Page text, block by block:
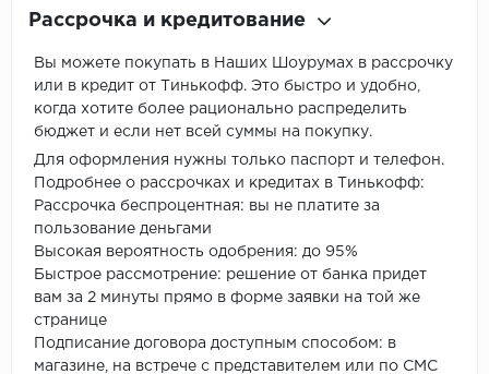
Рассрочка и кредитование
Вы можете покупать в Наших Шоурумах в рассрочку
или в кредит от Тинькофф. Это быстро и удобно,
когда хотите более рационально распределить
бюджет и если нет всей суммы на покупку.
Для оформления нужны только паспорт и телефон.
Подробнее о рассрочках и кредитах в Тинькофф:
Рассрочка беспроцентная: вы не платите за
пользование деньгами
Высокая вероятность одобрения: до 95%
Быстрое рассмотрение: решение от банка придет
вам за 2 минуты прямо в форме заявки на той же
странице
Подписание договора доступным способом: в
магазине, на встрече с представителем или по СМС